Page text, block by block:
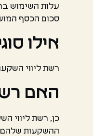
עלות השימוש
סכום הכסף
אילו
רשת ליווי
האם
כן, רשת ליווי
ההשקעות